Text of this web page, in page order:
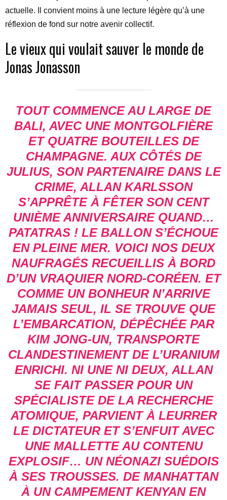
actuelle. Il convient moins à une lecture légère qu’à une
réflexion de fond sur notre avenir collectif.
Le vieux qui voulait sauver le monde de
Jonas Jonasson
TOUT COMMENCE AU LARGE DE
BALI, AVEC UNE MONTGOLFIÈRE
ET QUATRE BOUTEILLES DE
CHAMPAGNE. AUX CÔTÉS DE
JULIUS, SON PARTENAIRE DANS LE
CRIME, ALLAN KARLSSON
S’APPRÊTE À FÊTER SON CENT
UNIÈME ANNIVERSAIRE QUAND…
PATATRAS ! LE BALLON S’ÉCHOUE
EN PLEINE MER. VOICI NOS DEUX
NAUFRAGÉS RECUEILLIS À BORD
D’UN VRAQUIER NORD-CORÉEN. ET
COMME UN BONHEUR N’ARRIVE
JAMAIS SEUL, IL SE TROUVE QUE
L’EMBARCATION, DÉPÊCHÉE PAR
KIM JONG-UN, TRANSPORTE
CLANDESTINEMENT DE L’URANIUM
ENRICHI. NI UNE NI DEUX, ALLAN
SE FAIT PASSER POUR UN
SPÉCIALISTE DE LA RECHERCHE
ATOMIQUE, PARVIENT À LEURRER
LE DICTATEUR ET S’ENFUIT AVEC
UNE MALLETTE AU CONTENU
EXPLOSIF… UN NÉONAZI SUÉDOIS
À SES TROUSSES. DE MANHATTAN
À UN CAMPEMENT KENYAN EN